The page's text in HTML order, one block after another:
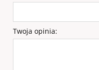
Twoja opinia: